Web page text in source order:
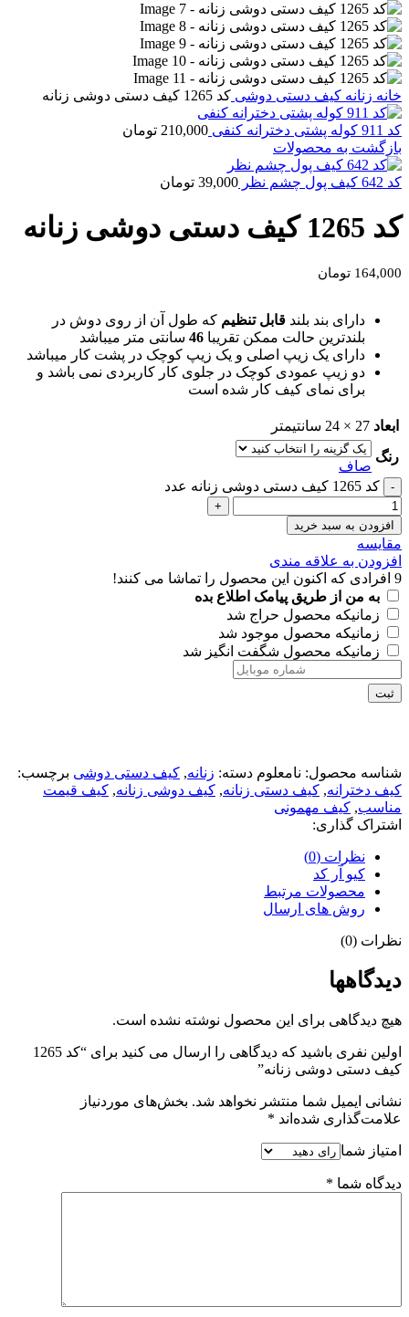
خانه زنانه کیف دستی دوشی کد 1265 کیف دستی دوشی زنانه
کد 911 کوله پشتی دخترانه کنفی 210,000 تومان
بازگشت به محصولات
کد 642 کیف پول چشم نظر 39,000 تومان
کد 1265 کیف دستی دوشی زنانه
164,000 تومان
دارای بند بلند قابل تنظیم که طول آن از روی دوش در
بلندترین حالت ممکن تقریبا 46 سانتی متر میباشد
دارای یک زیپ اصلی و یک زیپ کوچک در پشت کار میباشد
دو زیپ عمودی کوچک در جلوی کار کاربردی نمی باشد و
برای نمای کیف کار شده است
ابعاد 27 × 24 سانتیمتر
رنگ
صاف
کد 1265 کیف دستی دوشی زنانه عدد
افزودن به سبد خرید
مقايسه
افزودن به علاقه مندی
9 افرادی که اکنون این محصول را تماشا می کنند!
به من از طریق پیامک اطلاع بده
زمانیکه محصول حراج شد
زمانیکه محصول موجود شد
زمانیکه محصول شگفت انگیز شد
ثبت
شناسه محصول: نامعلوم دسته: زنانه, کیف دستی دوشی برچسب:
کیف دخترانه, کیف دستی زنانه, کیف دوشی زنانه, کیف قیمت
مناسب, کیف مهمونی
اشتراک گذاری:
نظرات (0)
کیو آر کد
محصولات مرتبط
روش های ارسال
نظرات (0)
دیدگاهها
هیچ دیدگاهی برای این محصول نوشته نشده است.
اولین نفری باشید که دیدگاهی را ارسال می کنید برای “کد 1265
کیف دستی دوشی زنانه”
نشانی ایمیل شما منتشر نخواهد شد. بخش‌های موردنیاز
علامت‌گذاری شده‌اند *
امتیاز شما
دیدگاه شما *